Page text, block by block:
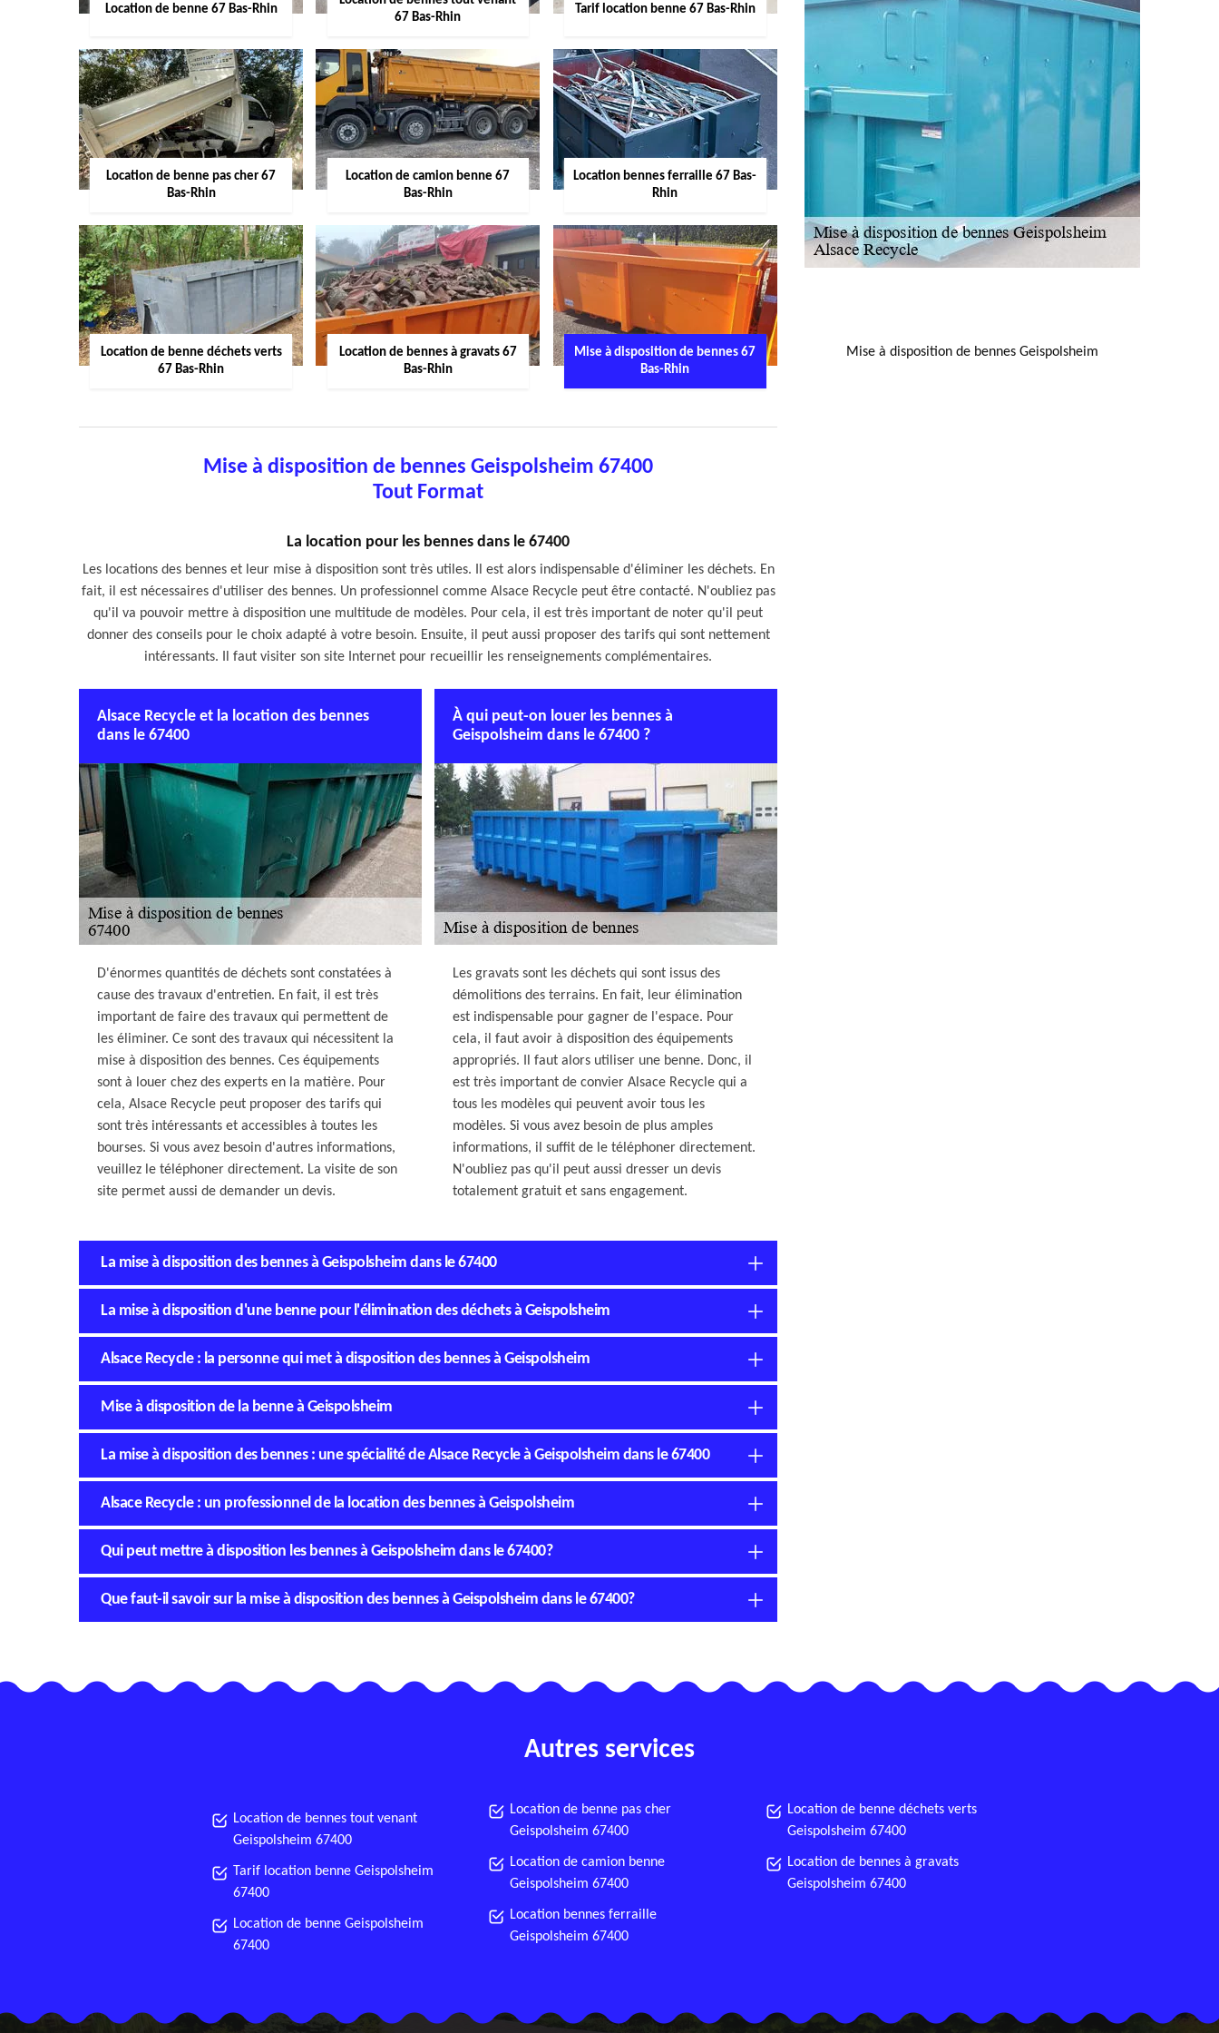
Location de benne 67 Bas-Rhin
67 Bas-Rhin
Tarif location benne 67 Bas-Rhin
Location de benne pas cher 67
Bas-Rhin
Location de camion benne 67
Bas-Rhin
Location bennes ferraille 67 Bas-
Rhin
Location de benne déchets verts
67 Bas-Rhin
Location de bennes à gravats 67
Bas-Rhin
Mise à disposition de bennes 67
Bas-Rhin
Mise à disposition de bennes Geispolsheim 67400
Tout Format
La location pour les bennes dans le 67400
Les locations des bennes et leur mise à disposition sont très utiles. Il est alors indispensable d'éliminer les déchets. En
fait, il est nécessaires d'utiliser des bennes. Un professionnel comme Alsace Recycle peut être contacté. N'oubliez pas
qu'il va pouvoir mettre à disposition une multitude de modèles. Pour cela, il est très important de noter qu'il peut
donner des conseils pour le choix adapté à votre besoin. Ensuite, il peut aussi proposer des tarifs qui sont nettement
intéressants. Il faut visiter son site Internet pour recueillir les renseignements complémentaires.
Alsace Recycle et la location des bennes
dans le 67400
D'énormes quantités de déchets sont constatées à
cause des travaux d'entretien. En fait, il est très
important de faire des travaux qui permettent de
les éliminer. Ce sont des travaux qui nécessitent la
mise à disposition des bennes. Ces équipements
sont à louer chez des experts en la matière. Pour
cela, Alsace Recycle peut proposer des tarifs qui
sont très intéressants et accessibles à toutes les
bourses. Si vous avez besoin d'autres informations,
veuillez le téléphoner directement. La visite de son
site permet aussi de demander un devis.
À qui peut-on louer les bennes à
Geispolsheim dans le 67400 ?
Les gravats sont les déchets qui sont issus des
démolitions des terrains. En fait, leur élimination
est indispensable pour gagner de l'espace. Pour
cela, il faut avoir à disposition des équipements
appropriés. Il faut alors utiliser une benne. Donc, il
est très important de convier Alsace Recycle qui a
tous les modèles qui peuvent avoir tous les
modèles. Si vous avez besoin de plus amples
informations, il suffit de le téléphoner directement.
N'oubliez pas qu'il peut aussi dresser un devis
totalement gratuit et sans engagement.
La mise à disposition des bennes à Geispolsheim dans le 67400
La mise à disposition d'une benne pour l'élimination des déchets à Geispolsheim
Alsace Recycle : la personne qui met à disposition des bennes à Geispolsheim
Mise à disposition de la benne à Geispolsheim
La mise à disposition des bennes : une spécialité de Alsace Recycle à Geispolsheim dans le 67400
Alsace Recycle : un professionnel de la location des bennes à Geispolsheim
Qui peut mettre à disposition les bennes à Geispolsheim dans le 67400?
Que faut-il savoir sur la mise à disposition des bennes à Geispolsheim dans le 67400?
Mise à disposition de bennes Geispolsheim
Autres services
Location de bennes tout venant
Geispolsheim 67400
Tarif location benne Geispolsheim
67400
Location de benne Geispolsheim
67400
Location de benne pas cher
Geispolsheim 67400
Location de camion benne
Geispolsheim 67400
Location bennes ferraille
Geispolsheim 67400
Location de benne déchets verts
Geispolsheim 67400
Location de bennes à gravats
Geispolsheim 67400